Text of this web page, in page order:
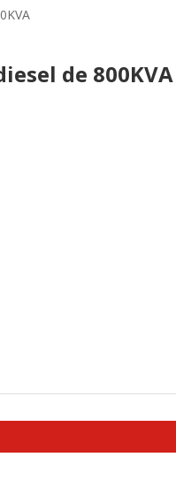
de 800KVA